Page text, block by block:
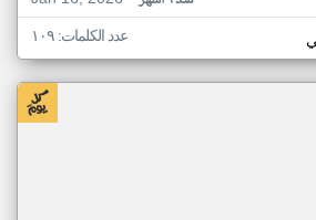
عدد الكلمات: ١٠٩